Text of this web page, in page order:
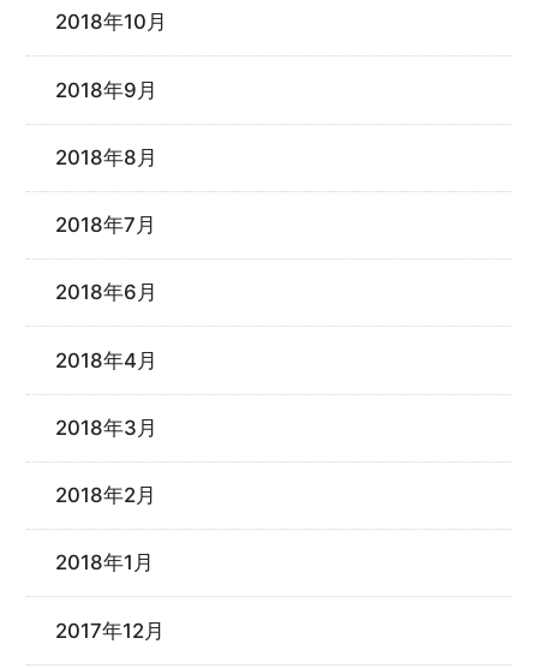
2018年10月
2018年9月
2018年8月
2018年7月
2018年6月
2018年4月
2018年3月
2018年2月
2018年1月
2017年12月